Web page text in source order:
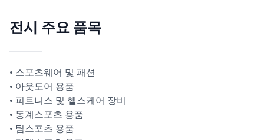
전시 주요 품목
• 스포츠웨어 및 패션
• 아웃도어 용품
• 피트니스 및 헬스케어 장비
• 동계스포츠 용품
• 팀스포츠 용품